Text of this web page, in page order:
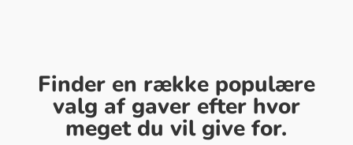
Finder en række populære
valg af gaver efter hvor
meget du vil give for.